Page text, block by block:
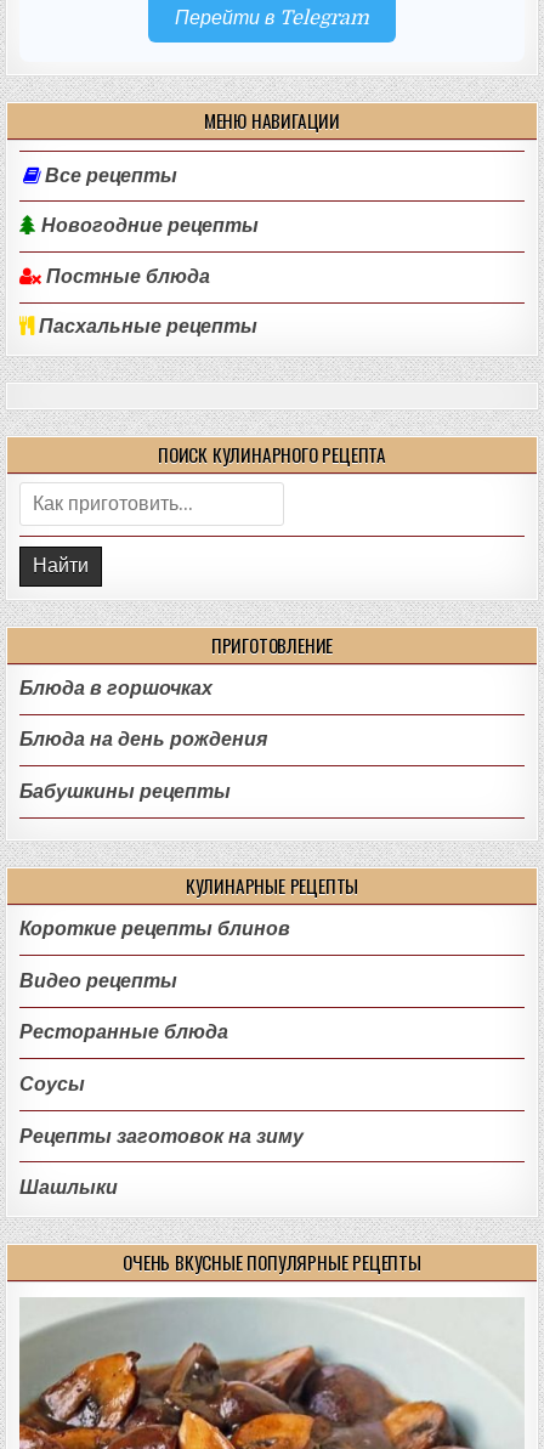
Перейти в Telegram
МЕНЮ НАВИГАЦИИ
Все рецепты
Новогодние рецепты
Постные блюда
Пасхальные рецепты
ПОИСК КУЛИНАРНОГО РЕЦЕПТА
Поиск:
ПРИГОТОВЛЕНИЕ
Блюда в горшочках
Блюда на день рождения
Бабушкины рецепты
КУЛИНАРНЫЕ РЕЦЕПТЫ
Короткие рецепты блинов
Видео рецепты
Ресторанные блюда
Соусы
Рецепты заготовок на зиму
Шашлыки
ОЧЕНЬ ВКУСНЫЕ ПОПУЛЯРНЫЕ РЕЦЕПТЫ